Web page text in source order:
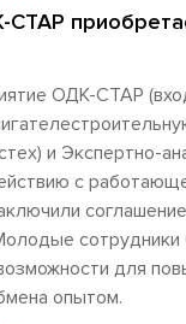
ОДК-СТАР
и Экспертно-
с
для
опытом.